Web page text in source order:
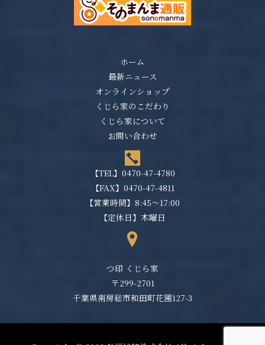
ホーム
最新ニュース
オンラインショップ
くじら家のこだわり
くじら家について
お問い合わせ
【TEL】 0470-47-4780
【FAX】0470-47-4811
【営業時間】8:45～17:00
【定休日】木曜日
つ印 くじら家
〒299-2701
千葉県南房総市和田町花園127-3